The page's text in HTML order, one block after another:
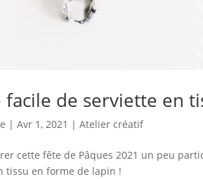
facile de serviette en
|Avr 1, 2021 |Atelier créatif
cette fête de Pâques 2021 un peu
tissu en forme de lapin !